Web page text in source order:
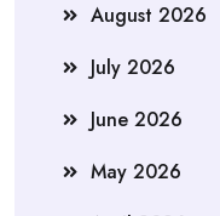
August 2026
July 2026
June 2026
May 2026